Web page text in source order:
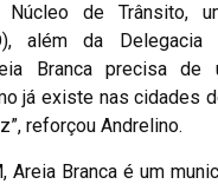
de Trânsito,
além da
Branca precisa de
já existe nas cidades
reforçou Andrelino.
Areia Branca é um